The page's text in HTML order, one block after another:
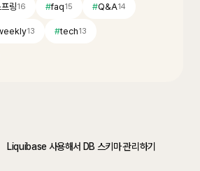
링16 #faq15 #Q&A14
13 #tech13
Liquibase 사용해서 DB 스키마 관리하기